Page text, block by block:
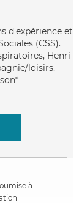
d'expérience et
(CSS).
Henri
loisirs,
à